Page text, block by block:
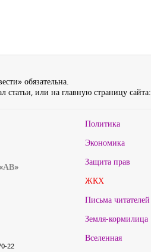
обязательна.
статьи, или на главную страницу сайта:
22
Политика
Экономика
Защита прав
ЖКХ
Письма читателей
Земля-кормилица
Вселенная